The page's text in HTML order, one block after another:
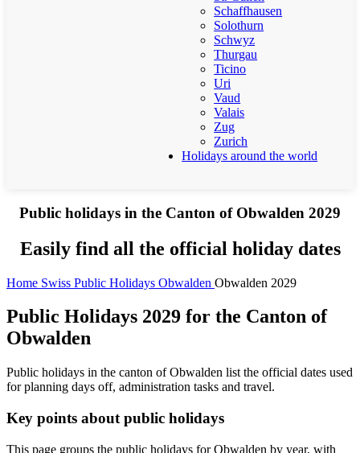
Schaffhausen
Solothurn
Schwyz
Thurgau
Ticino
Uri
Vaud
Valais
Zug
Zurich
Holidays around the world
Public holidays in the Canton of Obwalden 2029
Easily find all the official holiday dates
Home Swiss Public Holidays Obwalden Obwalden 2029
Public Holidays 2029 for the Canton of
Obwalden
Public holidays in the canton of Obwalden list the official dates used
for planning days off, administration tasks and travel.
Key points about public holidays
This page groups the public holidays for Obwalden by year, with